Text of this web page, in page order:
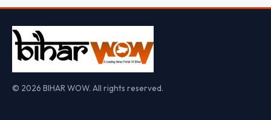
© 2026 BIHAR WOW. All rights reserved.